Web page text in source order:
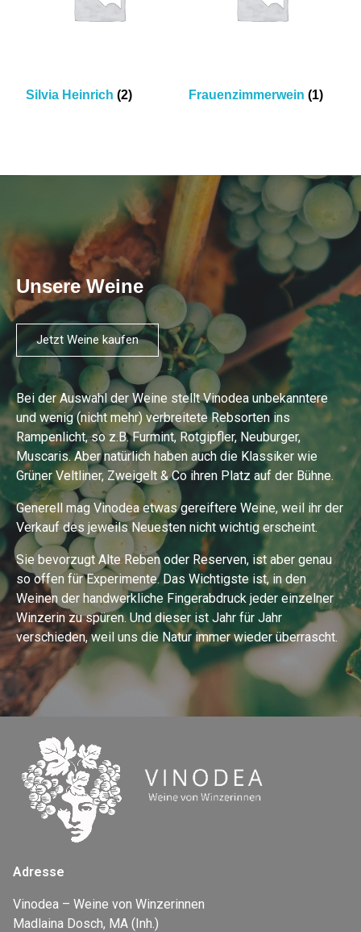
Silvia Heinrich (2) Frauenzimmerwein (1)
Unsere Weine
Jetzt Weine kaufen
Bei der Auswahl der Weine stellt Vinodea unbekanntere
und wenig (nicht mehr) verbreitete Rebsorten ins
Rampenlicht, so z.B. Furmint, Rotgipfler, Neuburger,
Muscaris. Aber natürlich haben auch die Klassiker wie
Grüner Veltliner, Zweigelt & Co ihren Platz auf der Bühne.
Generell mag Vinodea etwas gereiftere Weine, weil ihr der
Verkauf des jeweils Neuesten nicht wichtig erscheint.
Sie bevorzugt Alte Reben oder Reserven, ist aber genau
so offen für Experimente. Das Wichtigste ist, in den
Weinen der handwerkliche Fingerabdruck jeder einzelner
Winzerin zu spüren. Und dieser ist Jahr für Jahr
verschieden, weil uns die Natur immer wieder überrascht.
Adresse
Vinodea – Weine von Winzerinnen
Madlaina Dosch, MA (Inh.)